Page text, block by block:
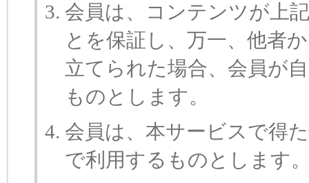
会員は、コンテンツが上
とを保証し、万一、他者
立てられた場合、会員が
ものとします。
会員は、本サービスで得
で利用するものとします